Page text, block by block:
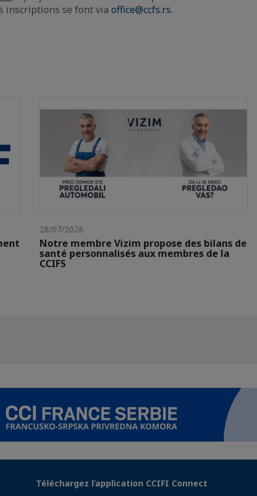
inscriptions se font via office@ccfs.rs.
28/07/2026
Notre membre Vizim propose des bilans de
santé personnalisés aux membres de la
CCIFS
Téléchargez l’application CCIFI Connect